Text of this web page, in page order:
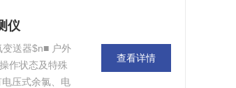
仪
送器$n■ 户外
作状态及特殊
压式余氯、电
查看详情